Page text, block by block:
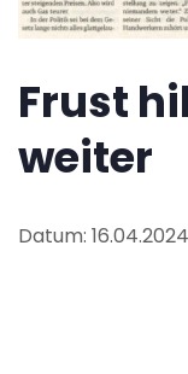
Frust
weiter
Datum: 16.04.2024